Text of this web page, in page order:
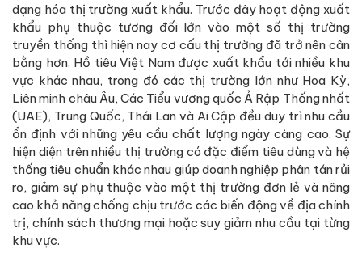
dạng hóa thị trường xuất khẩu. Trước đây hoạt động xuất
khẩu phụ thuộc tương đối lớn vào một số thị trường
truyền thống thì hiện nay cơ cấu thị trường đã trở nên cân
bằng hơn. Hồ tiêu Việt Nam được xuất khẩu tới nhiều khu
vực khác nhau, trong đó các thị trường lớn như Hoa Kỳ,
Liên minh châu Âu, Các Tiểu vương quốc Ả Rập Thống nhất
(UAE), Trung Quốc, Thái Lan và Ai Cập đều duy trì nhu cầu
ổn định với những yêu cầu chất lượng ngày càng cao. Sự
hiện diện trên nhiều thị trường có đặc điểm tiêu dùng và hệ
thống tiêu chuẩn khác nhau giúp doanh nghiệp phân tán rủi
ro, giảm sự phụ thuộc vào một thị trường đơn lẻ và nâng
cao khả năng chống chịu trước các biến động về địa chính
trị, chính sách thương mại hoặc suy giảm nhu cầu tại từng
khu vực.